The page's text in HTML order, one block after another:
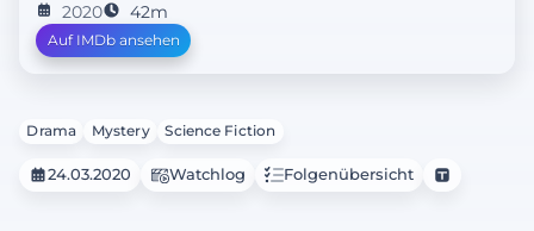
2020 42m
Auf IMDb ansehen
Drama Mystery Science Fiction
24.03.2020 Watchlog Folgenübersicht